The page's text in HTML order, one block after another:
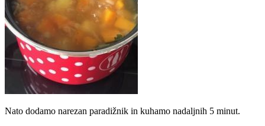
Nato dodamo narezan paradižnik in kuhamo nadaljnih 5 minut.